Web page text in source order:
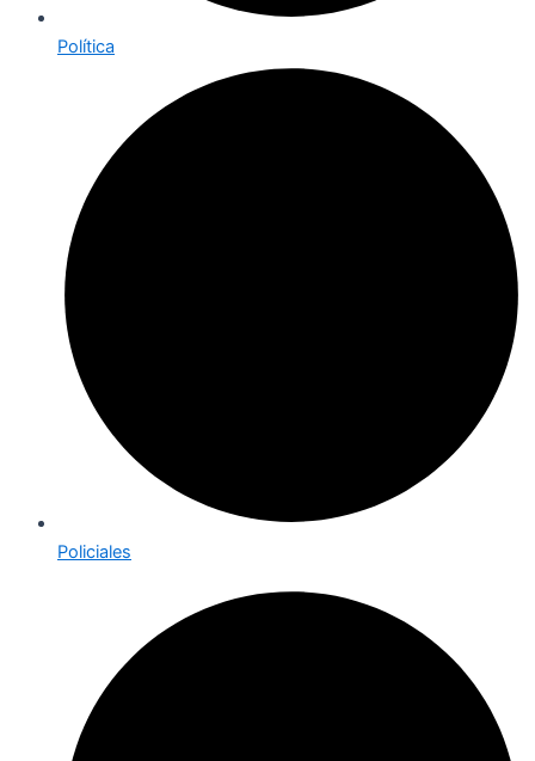
Política
Policiales